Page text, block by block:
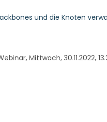
und die Knoten
Mittwoch, 30.11.2022,